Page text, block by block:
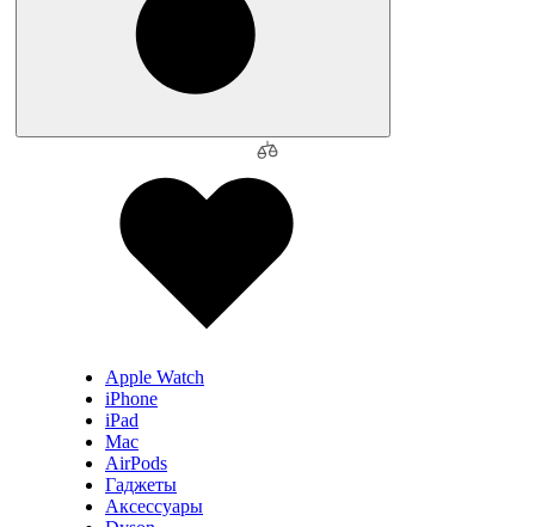
Apple Watch
iPhone
iPad
Mac
AirPods
Гаджеты
Аксессуары